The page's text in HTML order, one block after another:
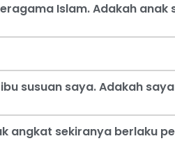
Islam. Adakah
susuan saya. Adakah
angkat sekiranya berlaku